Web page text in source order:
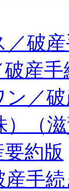
／破
破産
ン／
）（
約版
産手